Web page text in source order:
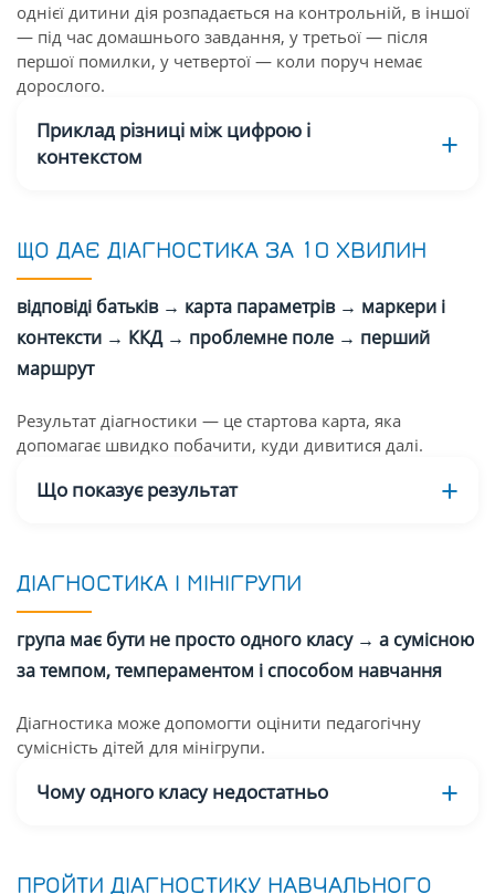
однієї дитини дія розпадається на контрольній, в іншої
— під час домашнього завдання, у третьої — після
першої помилки, у четвертої — коли поруч немає
дорослого.
Приклад різниці між цифрою і
контекстом
ЩО ДАЄ ДІАГНОСТИКА ЗА 10 ХВИЛИН
відповіді батьків → карта параметрів → маркери і
контексти → ККД → проблемне поле → перший
маршрут
Результат діагностики — це стартова карта, яка
допомагає швидко побачити, куди дивитися далі.
Що показує результат
ДІАГНОСТИКА І МІНІГРУПИ
група має бути не просто одного класу → а сумісною
за темпом, темпераментом і способом навчання
Діагностика може допомогти оцінити педагогічну
сумісність дітей для мінігрупи.
Чому одного класу недостатньо
ПРОЙТИ ДІАГНОСТИКУ НАВЧАЛЬНОГО